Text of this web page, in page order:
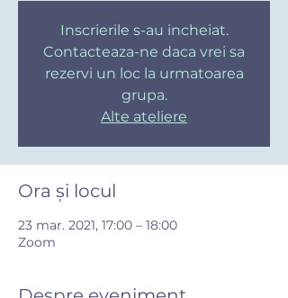
Inscrierile s-au incheiat.
Contacteaza-ne daca vrei sa
rezervi un loc la urmatoarea
grupa.
Alte ateliere
Ora și locul
23 mar. 2021, 17:00 – 18:00
Zoom